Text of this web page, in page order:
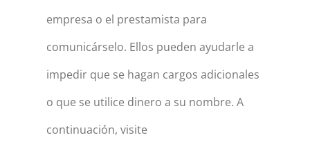
empresa o el prestamista para
comunicárselo. Ellos pueden ayudarle a
impedir que se hagan cargos adicionales
o que se utilice dinero a su nombre. A
continuación, visite